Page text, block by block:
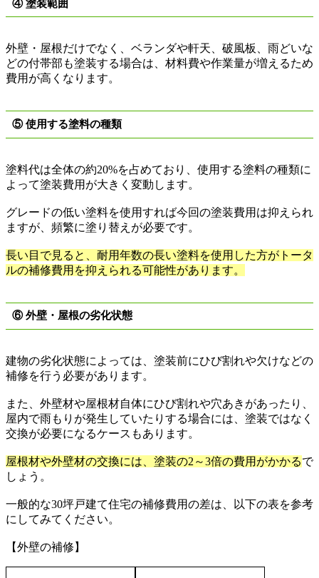
④ 塗装範囲
外壁・屋根だけでなく、ベランダや軒天、破風板、雨どいな
どの付帯部も塗装する場合は、材料費や作業量が増えるため
費用が高くなります。
⑤ 使用する塗料の種類
塗料代は全体の約20%を占めており、使用する塗料の種類に
よって塗装費用が大きく変動します。
グレードの低い塗料を使用すれば今回の塗装費用は抑えられ
ますが、頻繁に塗り替えが必要です。
長い目で見ると、耐用年数の長い塗料を使用した方がトータ
ルの補修費用を抑えられる可能性があります。
⑥ 外壁・屋根の劣化状態
建物の劣化状態によっては、塗装前にひび割れや欠けなどの
補修を行う必要があります。
また、外壁材や屋根材自体にひび割れや穴あきがあったり、
屋内で雨もりが発生していたりする場合には、塗装ではなく
交換が必要になるケースもあります。
屋根材や外壁材の交換には、塗装の2～3倍の費用がかかるで
しょう。
一般的な30坪戸建て住宅の補修費用の差は、以下の表を参考
にしてみてください。
【外壁の補修】